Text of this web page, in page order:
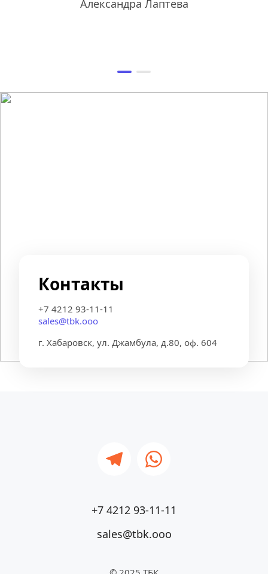
Александра Лаптева
Контакты
+7 4212 93-11-11
sales@tbk.ooo
г. Хабаровск, ул. Джамбула, д.80, оф. 604
+7 4212 93-11-11
sales@tbk.ooo